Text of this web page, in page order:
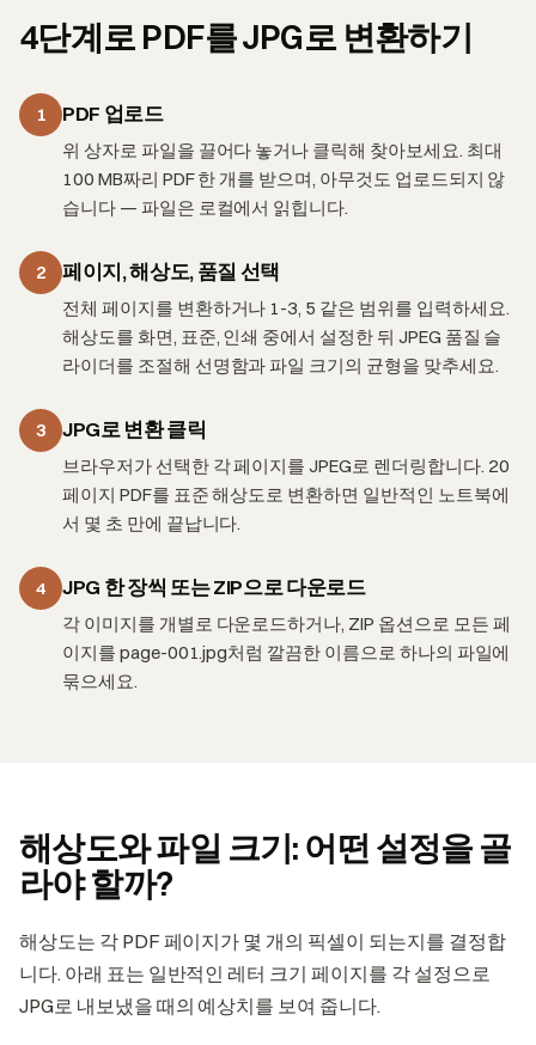
4단계로 PDF를 JPG로 변환하기
1 PDF 업로드
위 상자로 파일을 끌어다 놓거나 클릭해 찾아보세요. 최대
100 MB짜리 PDF 한 개를 받으며, 아무것도 업로드되지 않
습니다 — 파일은 로컬에서 읽힙니다.
2 페이지, 해상도, 품질 선택
전체 페이지를 변환하거나 1-3, 5 같은 범위를 입력하세요.
해상도를 화면, 표준, 인쇄 중에서 설정한 뒤 JPEG 품질 슬
라이더를 조절해 선명함과 파일 크기의 균형을 맞추세요.
3 JPG로 변환 클릭
브라우저가 선택한 각 페이지를 JPEG로 렌더링합니다. 20
페이지 PDF를 표준 해상도로 변환하면 일반적인 노트북에
서 몇 초 만에 끝납니다.
4 JPG 한 장씩 또는 ZIP으로 다운로드
각 이미지를 개별로 다운로드하거나, ZIP 옵션으로 모든 페
이지를 page-001.jpg처럼 깔끔한 이름으로 하나의 파일에
묶으세요.
해상도와 파일 크기: 어떤 설정을 골
라야 할까?
해상도는 각 PDF 페이지가 몇 개의 픽셀이 되는지를 결정합
니다. 아래 표는 일반적인 레터 크기 페이지를 각 설정으로
JPG로 내보냈을 때의 예상치를 보여 줍니다.